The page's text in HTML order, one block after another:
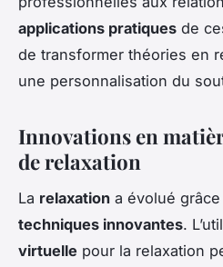
applications pratiques de
de transformer théories en
une personnalisation du
Innovations en
de relaxation
La relaxation a évolué
techniques innovantes.
virtuelle pour la relaxation